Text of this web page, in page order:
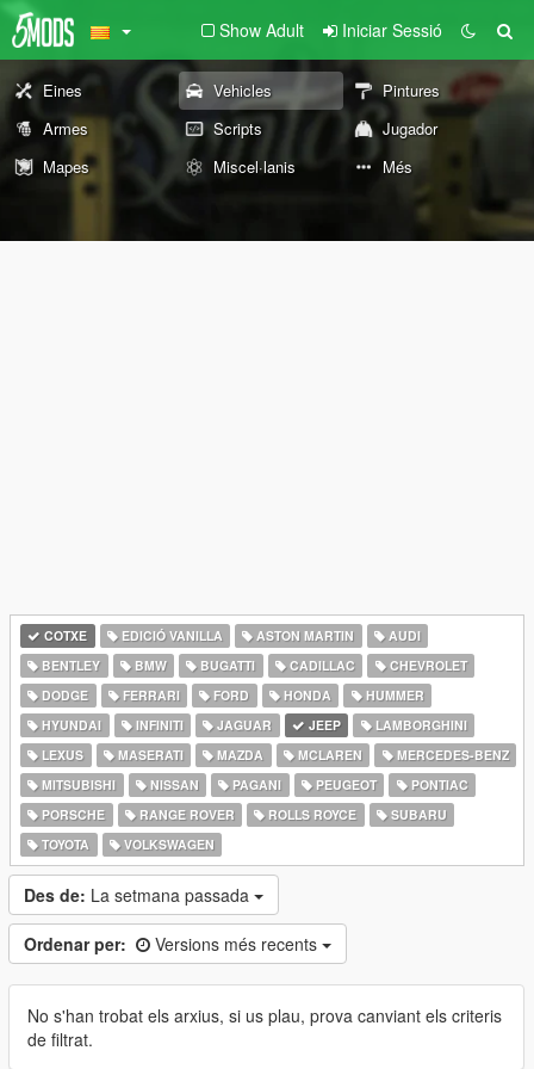
Show Adult Iniciar Sessió
Eines Vehicles
Pintures
Armes
Scripts
Jugador
Mapes
Miscel·lanis Més
COTXE EDICIÓ VANILLA ASTON MARTIN
AUDI
BENTLEY
BMW BUGATTI CADILLAC
CHEVROLET
DODGE
FERRARI FORD HONDA
HUMMER
HYUNDAI
INFINITI JAGUAR JEEP
LAMBORGHINI
LEXUS
MASERATI MAZDA MCLAREN
MERCEDES-BENZ
MITSUBISHI
NISSAN PAGANI PEUGEOT
PONTIAC
PORSCHE
RANGE ROVER ROLLS ROYCE
SUBARU
TOYOTA
VOLKSWAGEN
Des de: La setmana passada
Ordenar per: Versions més recents
No s'han trobat els arxius, si us plau, prova canviant els criteris
de filtrat.